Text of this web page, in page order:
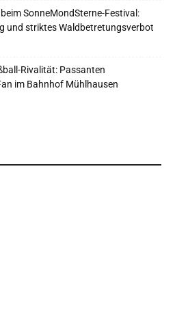
SonneMondSterne-Festival:
und striktes Waldbetretungsverbot
Rivalität: Passanten
im Bahnhof Mühlhausen